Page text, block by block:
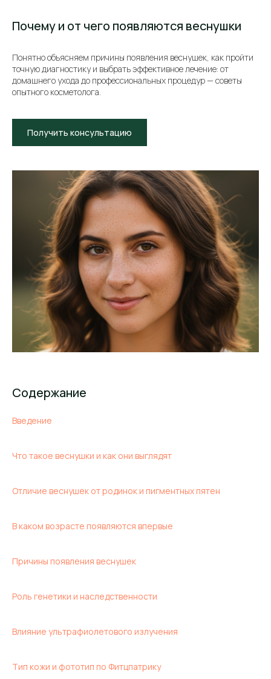
Почему и от чего появляются веснушки
Понятно объясняем причины появления веснушек, как пройти
точную диагностику и выбрать эффективное лечение: от
домашнего ухода до профессиональных процедур — советы
опытного косметолога.
Получить консультацию
Cодержание
Введение
Что такое веснушки и как они выглядят
Отличие веснушек от родинок и пигментных пятен
В каком возрасте появляются впервые
Причины появления веснушек
Роль генетики и наследственности
Влияние ультрафиолетового излучения
Тип кожи и фототип по Фитцпатрику